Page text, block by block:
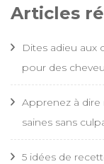
Articles
Dites adieu aux
pour des
Apprenez à
saines sans
5 idées de